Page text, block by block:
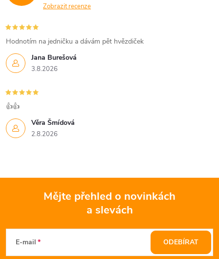
Zobrazit recenze
Jana Burešová
3.8.2026
Hodnotím na jedničku a dávám pět hvězdiček
Věra Šmídová
2.8.2026
👍👍
Mějte přehled o novinkách
a slevách
E-mail ODEBÍRAT